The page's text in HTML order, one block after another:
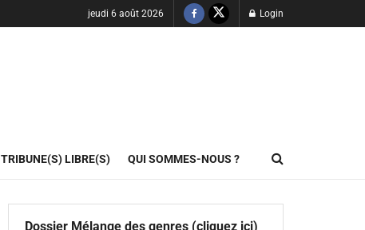
jeudi 6 août 2026 Login
TRIBUNE(S) LIBRE(S) QUI SOMMES-NOUS ?
Dossier Mélange des genres (cliquez ici)